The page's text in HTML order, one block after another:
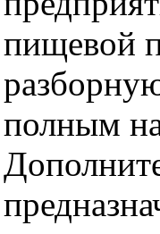
пищевой
полным